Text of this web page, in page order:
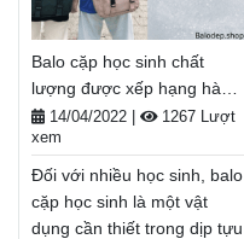
dụng hàng ngày. Do đó,
chúng phải chắc chắn, chất
lượng cao và rộng rãi.
Balodep.shop|Chuyên Balo-
Túi xách–Vali đẹp.
FreeShip toàn quốc, Miễn
phí đổi trả hàng, Thanh
toán tiền khi nhận hàng.
Xem thêm
Balo cặp học sinh chất
lượng được xếp hạng hàng
đầu - Balodep.shop
14/04/2022
1267 Lượt
xem
Đối với nhiều học sinh, balo
cặp học sinh là một vật
dụng cần thiết trong dịp tựu